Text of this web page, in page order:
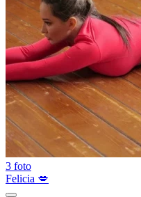
3 foto
Felicia 💋